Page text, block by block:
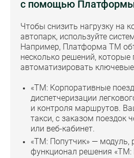
с помощью
Чтобы снизить нагрузку на
автопарк, используйте
Например, Платформа ТМ
несколько решений,
автоматизировать
«ТМ: Корпоративные
диспетчеризации
и контроля маршрутов.
такси, с заказом поездок
или веб-кабинет.
«ТМ: Попутчик» —
функционал решения